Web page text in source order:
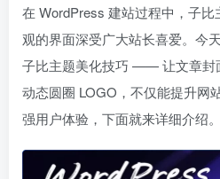
在 WordPress 建站过程中，子
观的界面深受广大站长喜爱。今
子比主题美化技巧 —— 让文章封
动态圆圈 LOGO，不仅能提升网
强用户体验，下面就来详细介绍。